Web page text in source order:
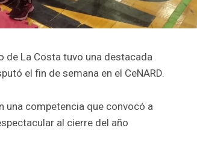
de La Costa tuvo una destacada
el fin de semana en el CeNARD.
competencia que convocó a
al cierre del año